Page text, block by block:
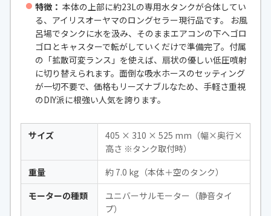
特徴： 本体の上部に約23Lの専用水タンクが合体してい
る、アイリスオーヤマのロングセラー現行品です。 お風
呂場でタンクに水を汲み、そのままエアコンの下へゴロ
ゴロとキャスターで転がしていくだけで準備完了。付属
の「拡散可変ランス」を使えば、扇状の優しい低圧噴射
に切り替えられます。面倒な吸水ホースのセッティング
が一切不要で、価格もリーズナブルなため、手軽さ重視
のDIY派に根強い人気を誇ります。
サイズ
405 × 310 × 525 mm（幅×奥行×
高さ ※タンク取付時）
重量
約 7.0 kg（本体＋空のタンク）
モーターの種類
ユニバーサルモーター（静音タイ
プ）